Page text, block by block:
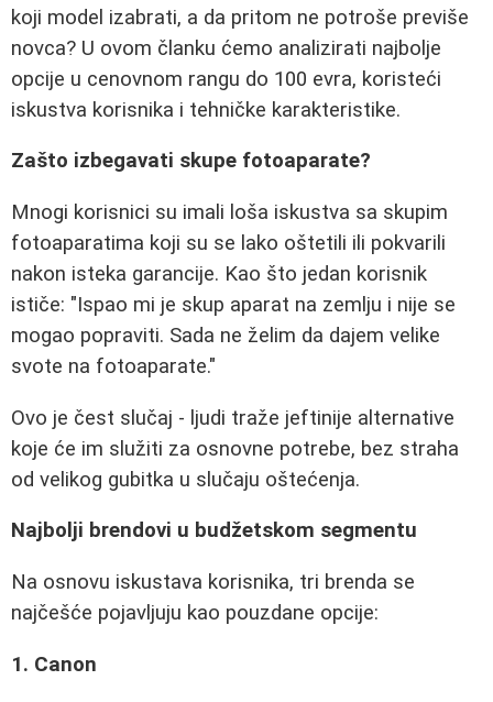
koji model izabrati, a da pritom ne potroše previše
novca? U ovom članku ćemo analizirati najbolje
opcije u cenovnom rangu do 100 evra, koristeći
iskustva korisnika i tehničke karakteristike.
Zašto izbegavati skupe fotoaparate?
Mnogi korisnici su imali loša iskustva sa skupim
fotoaparatima koji su se lako oštetili ili pokvarili
nakon isteka garancije. Kao što jedan korisnik
ističe: "Ispao mi je skup aparat na zemlju i nije se
mogao popraviti. Sada ne želim da dajem velike
svote na fotoaparate."
Ovo je čest slučaj - ljudi traže jeftinije alternative
koje će im služiti za osnovne potrebe, bez straha
od velikog gubitka u slučaju oštećenja.
Najbolji brendovi u budžetskom segmentu
Na osnovu iskustava korisnika, tri brenda se
najčešće pojavljuju kao pouzdane opcije:
1. Canon